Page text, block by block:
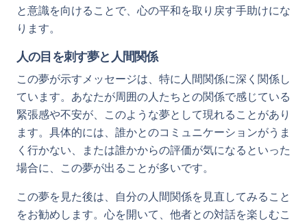
と意識を向けることで、心の平和を取り戻す手助けにな
ります。
人の目を刺す夢と人間関係
この夢が示すメッセージは、特に人間関係に深く関係し
ています。あなたが周囲の人たちとの関係で感じている
緊張感や不安が、このような夢として現れることがあり
ます。具体的には、誰かとのコミュニケーションがうま
く行かない、または誰かからの評価が気になるといった
場合に、この夢が出ることが多いです。
この夢を見た後は、自分の人間関係を見直してみること
をお勧めします。心を開いて、他者との対話を楽しむこ